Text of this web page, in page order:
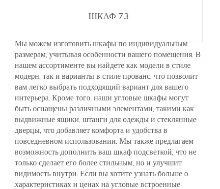
ШКАФ 73
Мы можем изготовить шкафы по индивидуальным
размерам, учитывая особенности вашего помещения. В
нашем ассортименте вы найдете как модели в стиле
модерн, так и варианты в стиле прованс, что позволит
вам легко выбрать подходящий вариант для вашего
интерьера. Кроме того, наши угловые шкафы могут
быть оснащены различными элементами, такими как
выдвижные ящики, штанги для одежды и стеклянные
дверцы, что добавляет комфорта и удобства в
повседневном использовании. Мы также предлагаем
возможность дополнить ваш шкаф подсветкой, что не
только сделает его более стильным, но и улучшит
видимость внутри. Если вы хотите узнать больше о
характеристиках и ценах на угловые встроенные